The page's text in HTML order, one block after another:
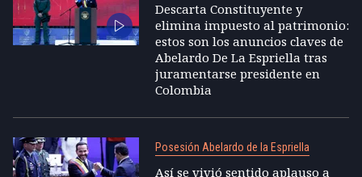
Descarta Constituyente y
elimina impuesto al patrimonio:
estos son los anuncios claves de
Abelardo De La Espriella tras
juramentarse presidente en
Colombia
Posesión Abelardo de la Espriella
Así se vivió sentido aplauso a